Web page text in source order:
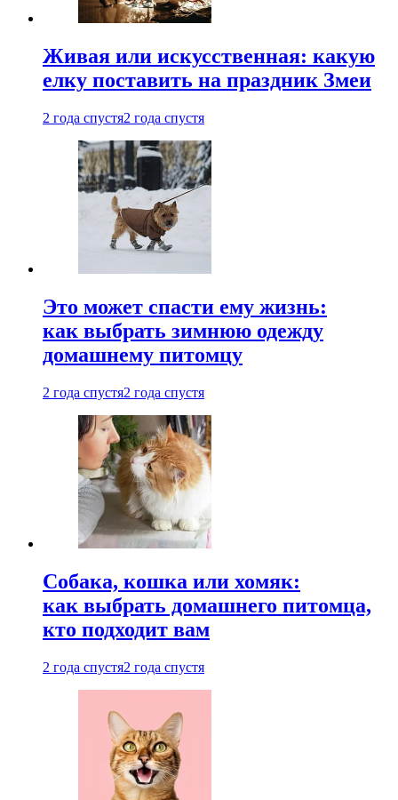
Живая или искусственная: какую
елку поставить на праздник Змеи
2 года спустя2 года спустя
Это может спасти ему жизнь:
как выбрать зимнюю одежду
домашнему питомцу
2 года спустя2 года спустя
Собака, кошка или хомяк:
как выбрать домашнего питомца,
кто подходит вам
2 года спустя2 года спустя